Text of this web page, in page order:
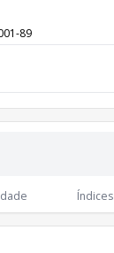
89
CotistasÍndices